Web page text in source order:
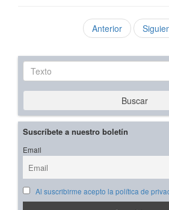
Anterior
Texto
Buscar
Suscríbete a nuestro boletín
Email
Al suscribirme acepto la política de